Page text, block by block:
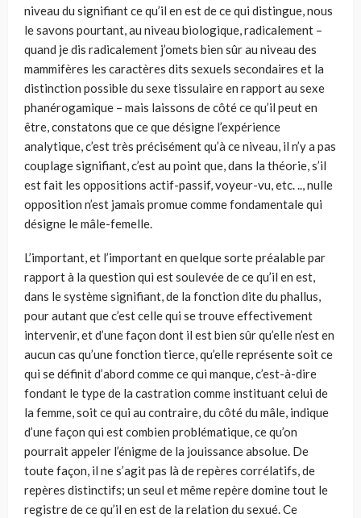
niveau du signifiant ce qu’il en est de ce qui distingue, nous
le savons pourtant, au niveau biologique, radicalement –
quand je dis radicalement j’omets bien sûr au niveau des
mammifères les caractères dits sexuels secondaires et la
distinction possible du sexe tissulaire en rapport au sexe
phanérogamique – mais laissons de côté ce qu’il peut en
être, constatons que ce que désigne l’expérience
analytique, c’est très précisément qu’à ce niveau, il n’y a pas
couplage signifiant, c’est au point que, dans la théorie, s’il
est fait les oppositions actif-passif, voyeur-vu, etc. .., nulle
opposition n’est jamais promue comme fondamentale qui
désigne le mâle-femelle.
L’important, et l’important en quelque sorte préalable par
rapport à la question qui est soulevée de ce qu’il en est,
dans le système signifiant, de la fonction dite du phallus,
pour autant que c’est celle qui se trouve effectivement
intervenir, et d’une façon dont il est bien sûr qu’elle n’est en
aucun cas qu’une fonction tierce, qu’elle représente soit ce
qui se définit d’abord comme ce qui manque, c’est-à-dire
fondant le type de la castration comme instituant celui de
la femme, soit ce qui au contraire, du côté du mâle, indique
d’une façon qui est combien problématique, ce qu’on
pourrait appeler l’énigme de la jouissance absolue. De
toute façon, il ne s’agit pas là de repères corrélatifs, de
repères distinctifs; un seul et même repère domine tout le
registre de ce qu’il en est de la relation du sexué. Ce